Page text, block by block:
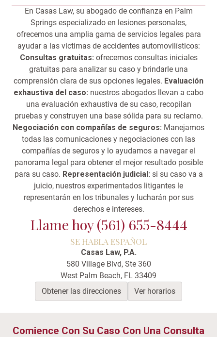
En Casas Law, su abogado de confianza en Palm
Springs especializado en lesiones personales,
ofrecemos una amplia gama de servicios legales para
ayudar a las víctimas de accidentes automovilísticos:
Consultas gratuitas: ofrecemos consultas iniciales
gratuitas para analizar su caso y brindarle una
comprensión clara de sus opciones legales. Evaluación
exhaustiva del caso: nuestros abogados llevan a cabo
una evaluación exhaustiva de su caso, recopilan
pruebas y construyen una base sólida para su reclamo.
Negociación con compañías de seguros: Manejamos
todas las comunicaciones y negociaciones con las
compañías de seguros y lo ayudamos a navegar el
panorama legal para obtener el mejor resultado posible
para su caso. Representación judicial: si su caso va a
juicio, nuestros experimentados litigantes le
representarán en los tribunales y lucharán por sus
derechos e intereses.
Llame hoy (561) 655-8444
SE HABLA ESPAÑOL
Casas Law, P.A.
580 Village Blvd, Ste 360
West Palm Beach, FL 33409
Obtener las direcciones
Ver horarios
Comience Con Su Caso Con Una Consulta